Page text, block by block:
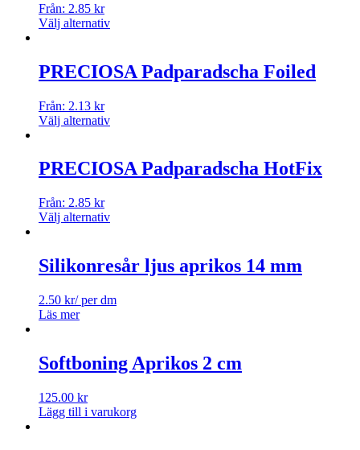
Från: 2.85 kr
Välj alternativ
PRECIOSA Padparadscha Foiled
Från: 2.13 kr
Välj alternativ
PRECIOSA Padparadscha HotFix
Från: 2.85 kr
Välj alternativ
Silikonresår ljus aprikos 14 mm
2.50 kr/ per dm
Läs mer
Softboning Aprikos 2 cm
125.00 kr
Lägg till i varukorg